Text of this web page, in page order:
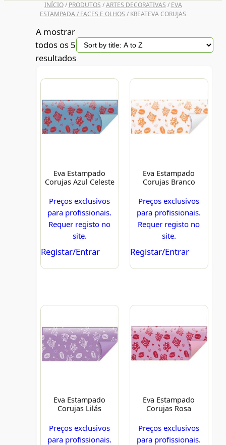
INÍCIO/ PRODUTOS /ARTES DECORATIVAS / EVA
ESTAMPADA / FACES E OLHOS / KREATEVA CORUJAS
A mostrar
todos os 5
resultados
Eva Estampado
Corujas Azul Celeste
Preços exclusivos
para profissionais.
Requer registo no
site.
Registar/Entrar
Eva Estampado
Corujas Branco
Preços exclusivos
para profissionais.
Requer registo no
site.
Registar/Entrar
Eva Estampado
Corujas Lilás
Preços exclusivos
para profissionais.
Eva Estampado
Corujas Rosa
Preços exclusivos
para profissionais.